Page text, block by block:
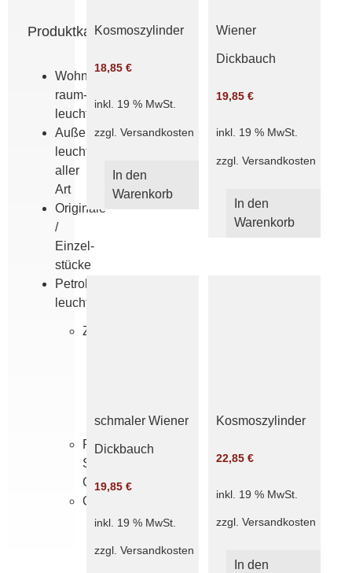
Produktkategorien
Wohn­
raum­
leuchten
Außen­
leuchten
aller
Art
Originale
/
Einzel­
stücke
Petroleum­
leuchten
Zubehör
Vasenringe
Petro-
Standard-
Glas
Originale
Kosmoszylinder
18,85 €
inkl. 19 % MwSt.
zzgl. Versandkosten
In den
Warenkorb
Wiener
Dickbauch
19,85 €
inkl. 19 % MwSt.
zzgl. Versandkosten
In den
Warenkorb
schmaler Wiener
Dickbauch
19,85 €
inkl. 19 % MwSt.
zzgl. Versandkosten
Kosmoszylinder
22,85 €
inkl. 19 % MwSt.
zzgl. Versandkosten
In den